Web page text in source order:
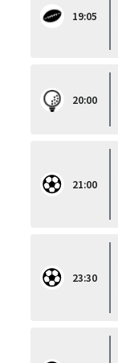
19:05
20:00
21:00
23:30